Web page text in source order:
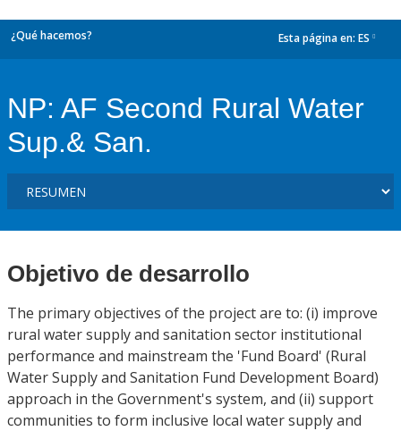
¿Qué hacemos? Esta página en: ES
NP: AF Second Rural Water
Sup.& San.
Objetivo de desarrollo
The primary objectives of the project are to: (i) improve
rural water supply and sanitation sector institutional
performance and mainstream the 'Fund Board' (Rural
Water Supply and Sanitation Fund Development Board)
approach in the Government's system, and (ii) support
communities to form inclusive local water supply and